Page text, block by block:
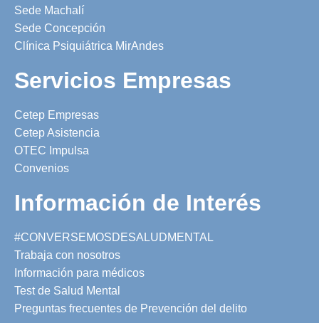
Sede Machalí
Sede Concepción
Clínica Psiquiátrica MirAndes
Servicios Empresas
Cetep Empresas
Cetep Asistencia
OTEC Impulsa
Convenios
Información de Interés
#CONVERSEMOSDESALUDMENTAL
Trabaja con nosotros
Información para médicos
Test de Salud Mental
Preguntas frecuentes de Prevención del delito